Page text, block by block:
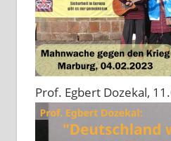
Prof. Egbert Dozekal,